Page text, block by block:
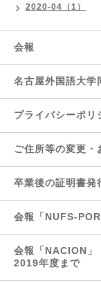
2020-04（1）
会報
名古屋外国語大学
プライバシーポリ
ご住所等の変更・
卒業後の証明書発
会報「NUFS-
会報「NACION」
2019年度まで